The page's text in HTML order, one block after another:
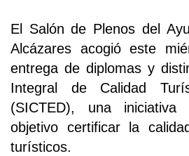
El Salón de Plenos del
Alcázares acogió este
entrega de diplomas y
Integral de Calidad
(SICTED), una
objetivo certificar la
turísticos.